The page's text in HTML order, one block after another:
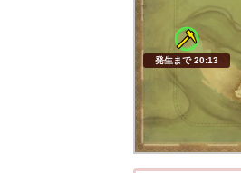
発生まで 20:11